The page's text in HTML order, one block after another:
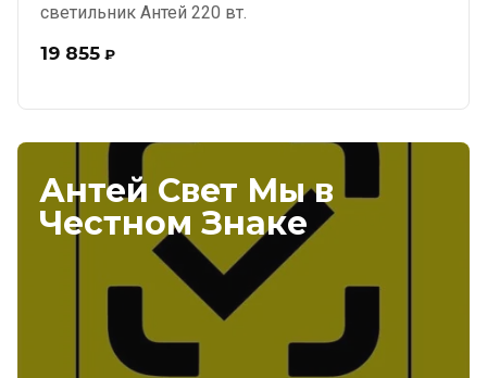
светильник Антей 220 вт.
19 855 ₽
Антей Свет Мы в
Честном Знаке